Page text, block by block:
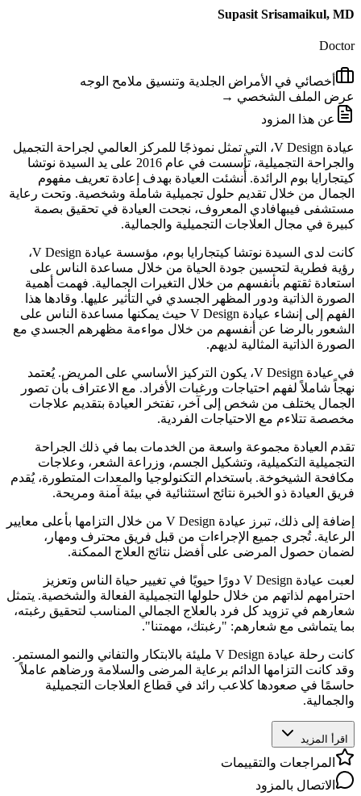
Supasit Srisamaikul, MD
Doctor
أخصائي في الأمراض الجلدية وتنسيق ملامح الوجه
عرض الملف الشخصي →
عن هذا المزود
عيادة V Design، التي تمثل نموذجًا للمركز العالمي لجراحة التجميل
والجراحة التجميلية، تأسست في عام 2016 على يد السيدة نوتشا
كيتجارايا بوم الرائدة. أُنشئت العيادة بهدف إعادة تعريف مفهوم
الجمال من خلال تقديم حلول تجميلية شاملة وشخصية. وتحت رعاية
مستشفى فيبهافادي المعروف، نجحت العيادة في تحقيق بصمة
كبيرة في مجال العلاجات التجميلية والجمالية.
كانت لدى السيدة نوتشا كيتجارايا بوم، مؤسسة عيادة V Design،
رؤية فطرية لتحسين جودة الحياة من خلال مساعدة الناس على
استعادة ثقتهم بأنفسهم من خلال التغيرات الجمالية. فهمت أهمية
الصورة الذاتية ودور المظهر الجسدي في التأثير عليها. وقادها هذا
الفهم إلى إنشاء عيادة V Design حيث يمكنها مساعدة الناس على
الشعور بالرضا عن أنفسهم من خلال مواءمة مظهرهم الجسدي مع
الصورة الذاتية المثالية لديهم.
في عيادة V Design، يكون التركيز الأساسي على المريض. يُعتمد
نهجاً شاملاً لفهم احتياجات ورغبات الأفراد. مع الاعتراف بأن تصور
الجمال يختلف من شخص إلى آخر، تفتخر العيادة بتقديم علاجات
مخصصة تتلاءم مع الاحتياجات الفردية.
تقدم العيادة مجموعة واسعة من الخدمات بما في ذلك الجراحة
التجميلية التكميلية، وتشكيل الجسم، وزراعة الشعر، وعلاجات
مكافحة الشيخوخة. باستخدام التكنولوجيا والمعدات المتطورة، يُقدم
فريق العيادة ذو الخبرة نتائج استثنائية في بيئة آمنة ومريحة.
إضافة إلى ذلك، تبرز عيادة V Design من خلال التزامها بأعلى معايير
الرعاية. تُجرى جميع الإجراءات من قبل فريق محترف ومهار،
لضمان حصول المرضى على أفضل نتائج العلاج الممكنة.
لعبت عيادة V Design دورًا حيويًا في تغيير حياة الناس وتعزيز
احترامهم لذاتهم من خلال حلولها التجميلية الفعالة والشخصية. يتمثل
شعارهم في تزويد كل فرد بالعلاج الجمالي المناسب لتحقيق رغبته،
بما يتماشى مع شعارهم: "رغبتك، مهمتنا".
كانت رحلة عيادة V Design مليئة بالابتكار والتفاني والنمو المستمر.
وقد كانت التزامها الدائم برعاية المرضى والسلامة ورضاهم عاملاً
حاسمًا في صعودها كلاعب رائد في قطاع العلاجات التجميلية
والجمالية.
اقرأ المزيد
المراجعات والتقييمات
الاتصال بالمزود